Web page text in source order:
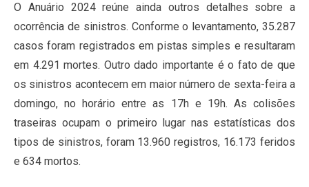
O Anuário 2024 reúne ainda outros detalhes sobre a
ocorrência de sinistros. Conforme o levantamento, 35.287
casos foram registrados em pistas simples e resultaram
em 4.291 mortes. Outro dado importante é o fato de que
os sinistros acontecem em maior número de sexta-feira a
domingo, no horário entre as 17h e 19h. As colisões
traseiras ocupam o primeiro lugar nas estatísticas dos
tipos de sinistros, foram 13.960 registros, 16.173 feridos
e 634 mortos.